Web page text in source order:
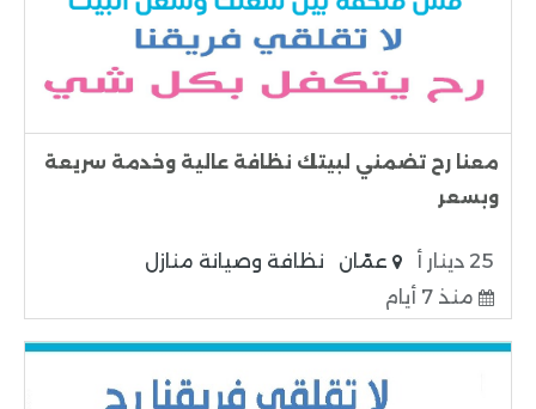
معنا رح تضمني لبيتك نظافة عالية وخدمة سريعة
وبسعر
25 دينار أ عمّان
نظافة وصيانة منازل
منذ 7 أيام